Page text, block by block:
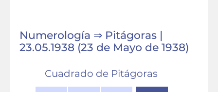
Numerología ⇒ Pitágoras |
23.05.1938 (23 de Mayo de 1938)
Cuadrado de Pitágoras